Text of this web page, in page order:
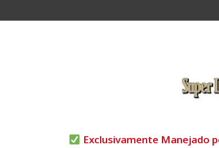
Exclusivamente Manejado